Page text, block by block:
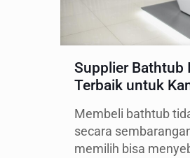
Supplier Bathtub
Terbaik untuk
Membeli bathtub
secara
memilih bisa